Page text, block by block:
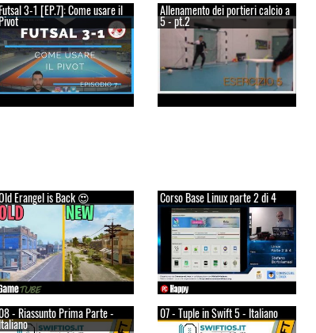
3-1 [EP.7]: Come usare il Allenamento dei portieri calcio a
5 - pt.2
Erangel is Back 😍 Corso Base Linux parte 2 di 4
- Riassunto Prima Parte - 07 - Tuple in Swift 5 - Italiano